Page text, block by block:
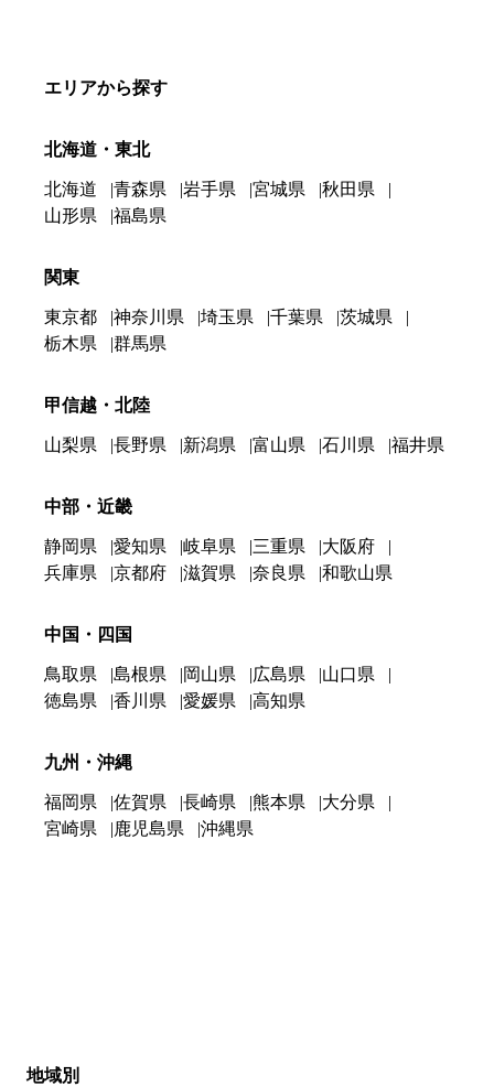
エリアから探す
北海道・東北
北海道 青森県 岩手県 宮城県
秋田県
山形県
福島県
関東
東京都 神奈川県 埼玉県 千葉県
茨城県
栃木県
群馬県
甲信越・北陸
山梨県 長野県 新潟県 富山県 石川県 福井県
中部・近畿
静岡県 愛知県 岐阜県 三重県
大阪府
兵庫県
京都府 滋賀県 奈良県 和歌山県
中国・四国
鳥取県 島根県 岡山県 広島県
山口県
徳島県
香川県 愛媛県 高知県
九州・沖縄
福岡県 佐賀県 長崎県 熊本県
大分県
宮崎県
鹿児島県 沖縄県
地域別